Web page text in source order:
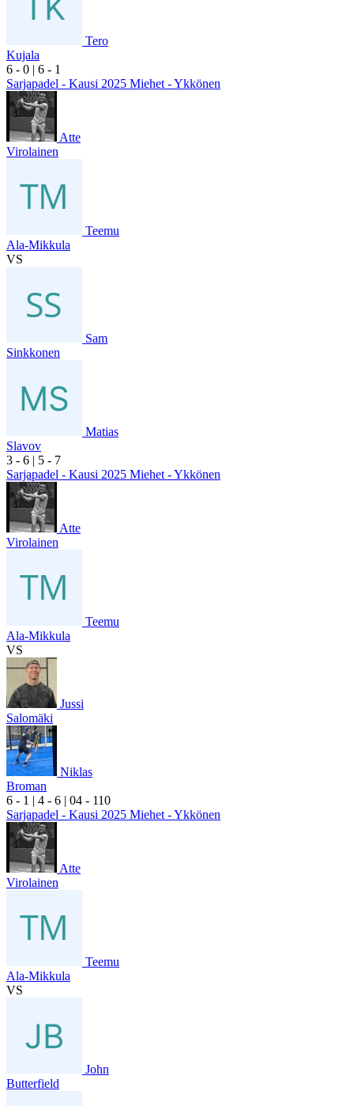
Tero
Kujala
6 - 0 | 6 - 1
Sarjapadel - Kausi 2025 Miehet - Ykkönen
Atte
Virolainen
Teemu
Ala-Mikkula
VS
Sam
Sinkkonen
Matias
Slavov
3 - 6 | 5 - 7
Sarjapadel - Kausi 2025 Miehet - Ykkönen
Atte
Virolainen
Teemu
Ala-Mikkula
VS
Jussi
Salomäki
Niklas
Broman
6 - 1 | 4 - 6 | 04 - 110
Sarjapadel - Kausi 2025 Miehet - Ykkönen
Atte
Virolainen
Teemu
Ala-Mikkula
VS
John
Butterfield